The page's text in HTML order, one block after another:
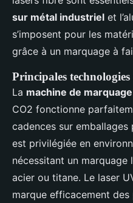
sur métal industriel et
s’imposent pour les
grâce à un marquage à
Principales
La machine de
CO2 fonctionne
cadences sur
est privilégiée en
nécessitant un marquage
acier ou titane. Le laser
marque efficacement